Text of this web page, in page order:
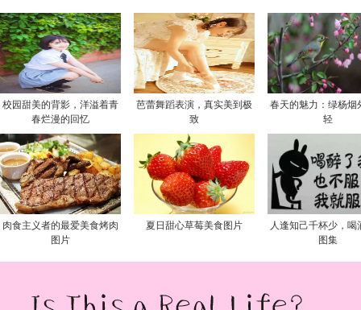
校园甜美的背影，洋溢着青
春烂漫的回忆
芭蕾舞蹈表演，真实美到极
致
春天的魅力：绿杨烟
轻
肉食主义者的最爱美食烤肉
图片
夏日甜心草莓美食图片
人逢知己千杯少，喝
图集